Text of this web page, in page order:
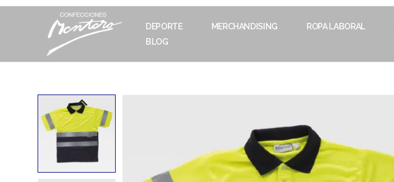
DEPORTE MERCHANDISING ROPA LABORAL
BLOG